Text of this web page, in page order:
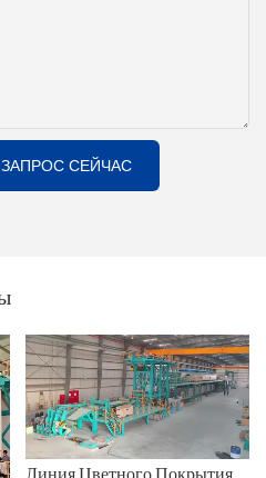
СЕЙЧАС
Линия Цветного Покрытия